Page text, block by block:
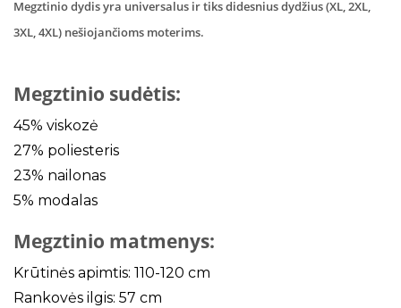
Megztinio dydis yra universalus ir tiks didesnius dydžius (XL, 2XL,
3XL, 4XL) nešiojančioms moterims.
Megztinio sudėtis:
45% viskozė
27% poliesteris
23% nailonas
5% modalas
Megztinio matmenys:
Krūtinės apimtis: 110-120 cm
Rankovės ilgis: 57 cm